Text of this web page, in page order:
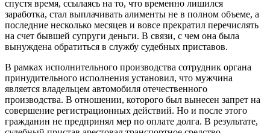
спустя время, ссылаясь на то, что временно лишился
заработка, стал выплачивать алименты не в полном объеме, а
последние несколько месяцев и вовсе прекратил перечислять
на счет бывшей супруги деньги. В связи, с чем она была
вынуждена обратиться в службу судебных приставов.
В рамках исполнительного производства сотрудник органа
принудительного исполнения установил, что мужчина
является владельцем автомобиля отечественного
производства. В отношении, которого был вынесен запрет на
совершение регистрационных действий. Но и после этого
гражданин не предпринял мер по оплате долга. В результате,